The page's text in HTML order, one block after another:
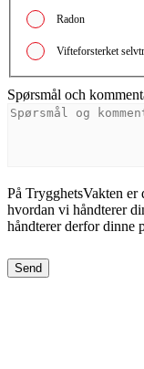
Radon
Vifteforsterket
Spørsmål och
På TrygghetsVakten
hvordan vi håndterer
håndterer derfor dinne